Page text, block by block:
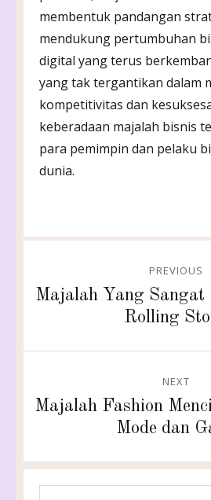
membentuk pandangan
mendukung pertumbuhan
digital yang terus
yang tak tergantikan dalam
kompetitivitas dan
keberadaan majalah bisnis
para pemimpin dan pelaku
dunia.
navigation
PREVIOUS
Previous
Majalah Yang Sangat
Rolling
NEXT
Next
Majalah Fashion
Mode dan